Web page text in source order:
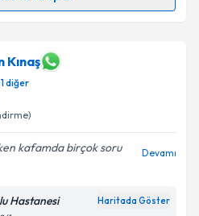
e-posta ile bilgilendireceğiz.
ilişkin
kabul ediyorum.
Kınaş
1diğer
kafamda birçok soru
Devamı
Hastanesi Haritada Göster